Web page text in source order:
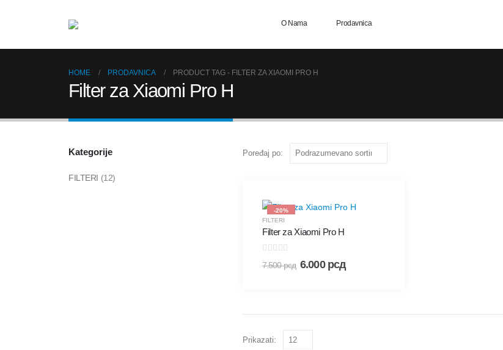
O Nama Prodavnica
HOME PRODAVNICA PRODUCT TAG - FILTER ZA XIAOMI PRO H
Filter za Xiaomi Pro H
Poređaj po:
-20%
FILTERI
Filter za Xiaomi Pro H
7.500рсд 6.000 рсд
Prikazati:
Kategorije
FILTERI (12)